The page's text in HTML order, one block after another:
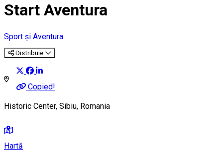
Start Aventura
Sport și Aventura
Distribuie
Copied!
Historic Center, Sibiu, Romania
Hartă